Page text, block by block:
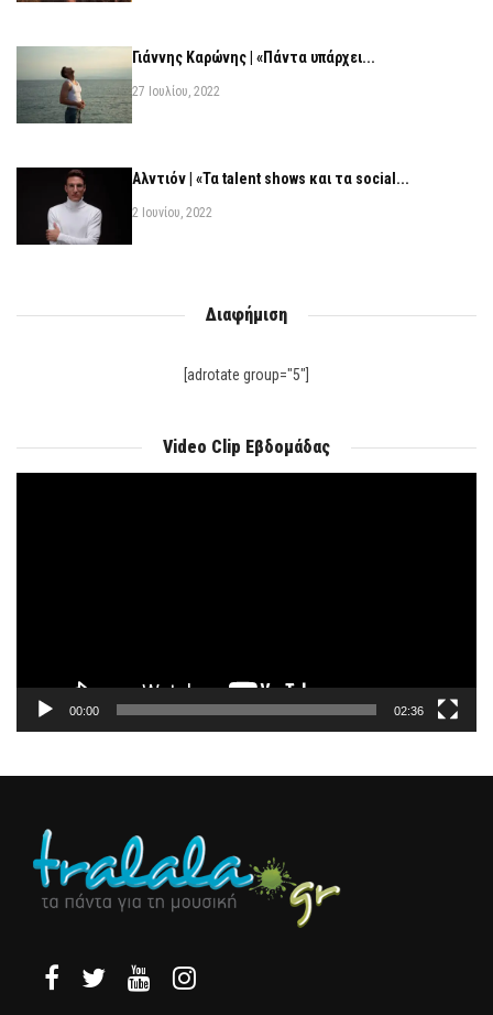
Γιάννης Καρώνης | «Πάντα υπάρχει...
27 Ιουλίου, 2022
Αλντιόν | «Τα talent shows και τα social...
2 Ιουνίου, 2022
Διαφήμιση
[adrotate group="5"]
Video Clip Εβδομάδας
00:00 02:36